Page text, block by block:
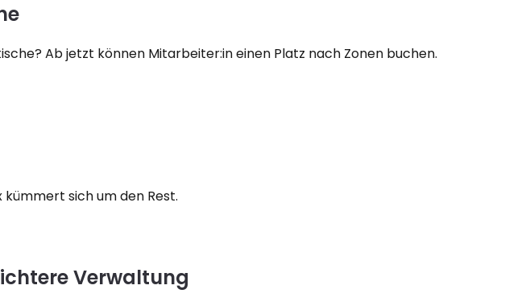
Ab jetzt können Mitarbeiter:in einen Platz nach Zonen buchen.
sich um den Rest.
Verwaltung